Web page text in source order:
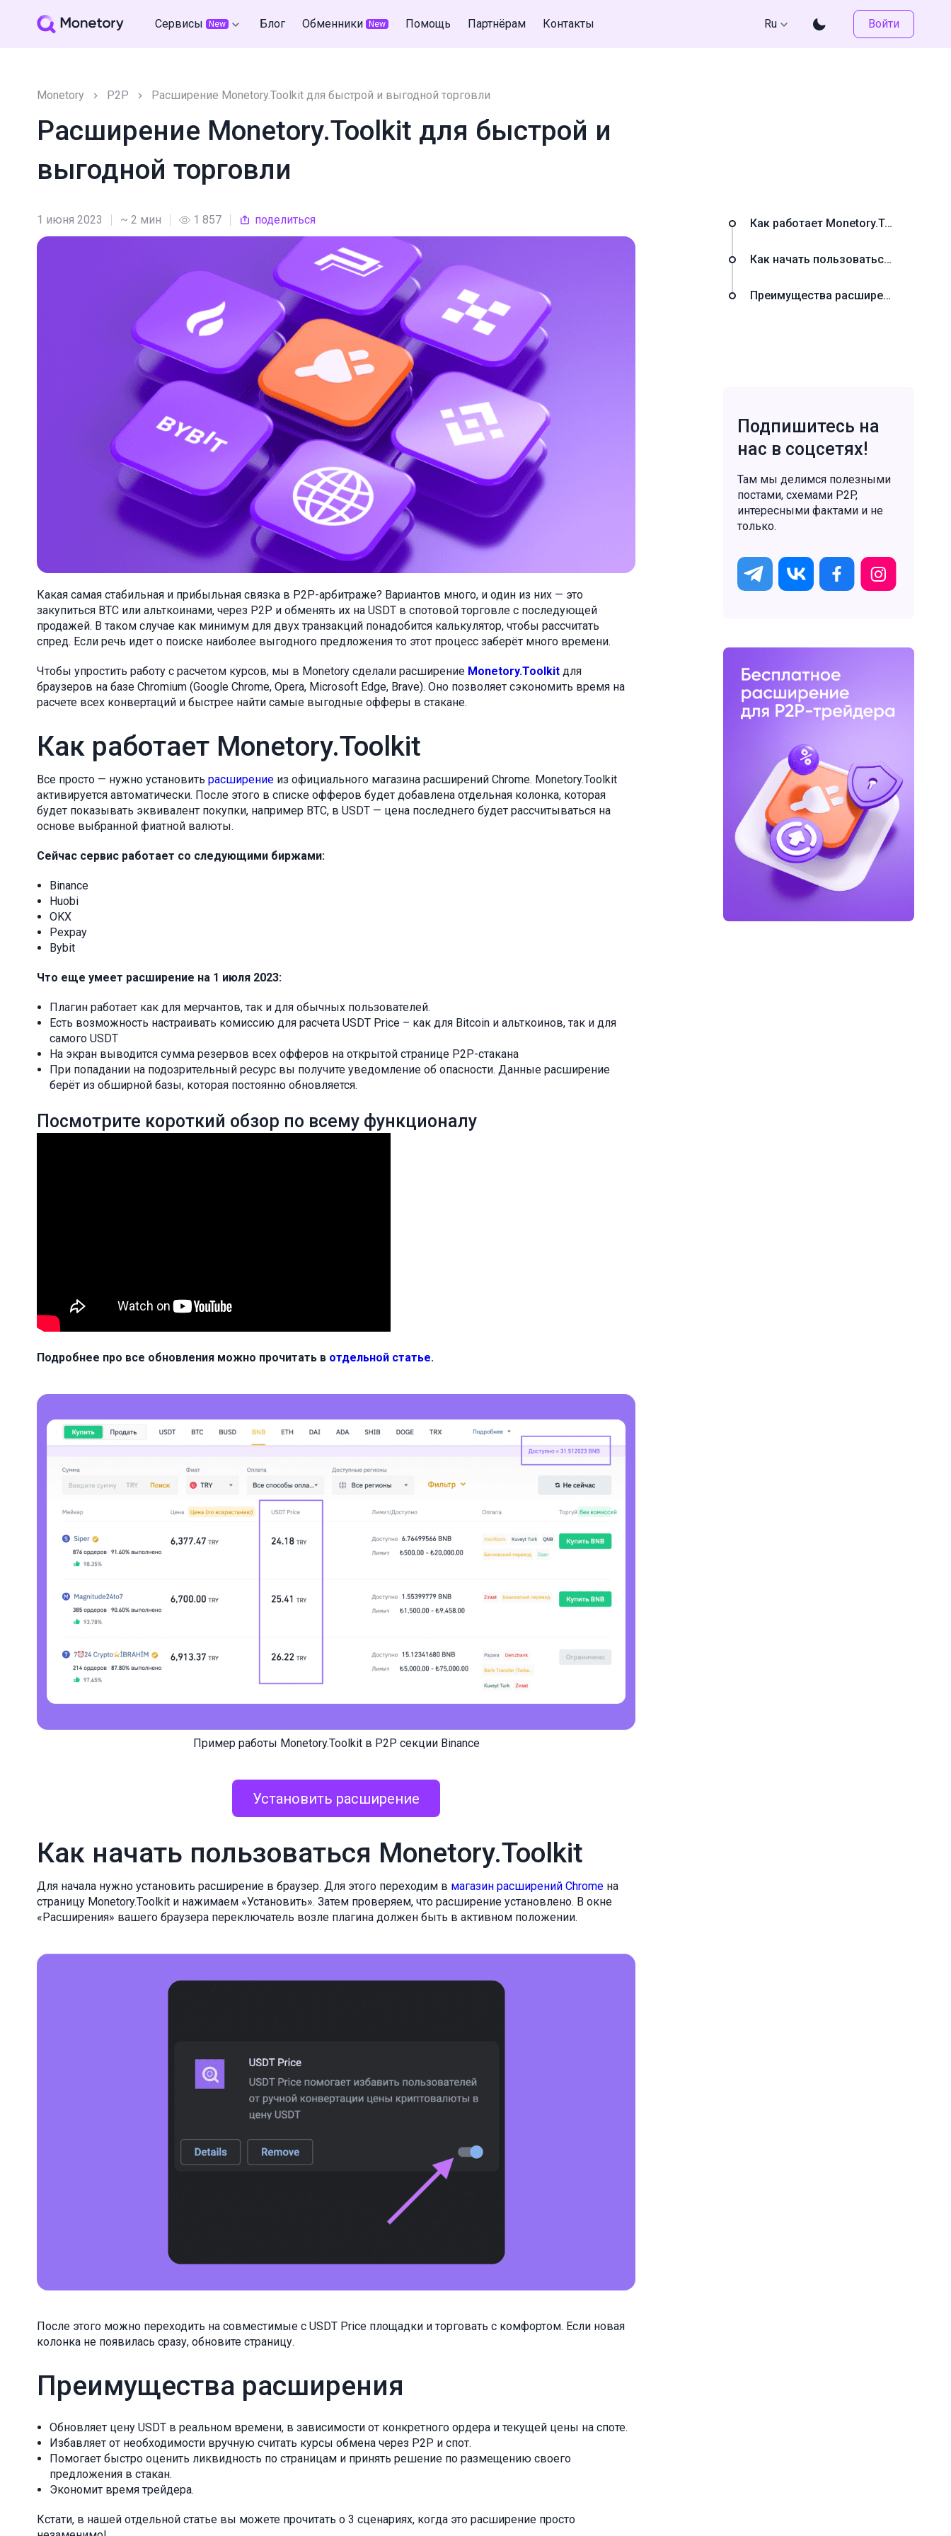
Сервисы New Блог Обменники New Помощь Партнёрам Контакты Ru Войти
Monetory P2P Расширение Monetory.Toolkit для быстрой и выгодной торговли
Расширение Monetory.Toolkit для быстрой и
выгодной торговли
1 июня 2023 ~ 2 мин 1 857 поделиться
Какая самая стабильная и прибыльная связка в P2P-арбитраже? Вариантов много, и один из них — это
закупиться BTC или альткоинами, через P2P и обменять их на USDT в спотовой торговле с последующей
продажей. В таком случае как минимум для двух транзакций понадобится калькулятор, чтобы рассчитать
спред. Если речь идет о поиске наиболее выгодного предложения то этот процесс заберёт много времени.
Чтобы упростить работу с расчетом курсов, мы в Monetory сделали расширение Monetory.Toolkit для
браузеров на базе Chromium (Google Chrome, Opera, Microsoft Edge, Brave). Оно позволяет сэкономить время на
расчете всех конвертаций и быстрее найти самые выгодные офферы в стакане.
Как работает Monetory.Toolkit
Все просто — нужно установить расширение из официального магазина расширений Chrome. Monetory.Toolkit
активируется автоматически. После этого в списке офферов будет добавлена отдельная колонка, которая
будет показывать эквивалент покупки, например BTC, в USDT — цена последнего будет рассчитываться на
основе выбранной фиатной валюты.
Сейчас сервис работает со следующими биржами:
Binance
Huobi
OKX
Pexpay
Bybit
Что еще умеет расширение на 1 июля 2023:
Плагин работает как для мерчантов, так и для обычных пользователей.
Есть возможность настраивать комиссию для расчета USDT Price – как для Bitcoin и альткоинов, так и для
самого USDT
На экран выводится сумма резервов всех офферов на открытой странице P2P-стакана
При попадании на подозрительный ресурс вы получите уведомление об опасности. Данные расширение
берёт из обширной базы, которая постоянно обновляется.
Посмотрите короткий обзор по всему функционалу
Подробнее про все обновления можно прочитать в отдельной статье.
Пример работы Monetory.Toolkit в P2P секции Binance
Установить расширение
Как начать пользоваться Monetory.Toolkit
Для начала нужно установить расширение в браузер. Для этого переходим в магазин расширений Chrome на
страницу Monetory.Toolkit и нажимаем «Установить». Затем проверяем, что расширение установлено. В окне
«Расширения» вашего браузера переключатель возле плагина должен быть в активном положении.
После этого можно переходить на совместимые с USDT Price площадки и торговать с комфортом. Если новая
колонка не появилась сразу, обновите страницу.
Преимущества расширения
Обновляет цену USDT в реальном времени, в зависимости от конкретного ордера и текущей цены на споте.
Избавляет от необходимости вручную считать курсы обмена через P2P и спот.
Помогает быстро оценить ликвидность по страницам и принять решение по размещению своего
предложения в стакан.
Экономит время трейдера.
Кстати, в нашей отдельной статье вы можете прочитать о 3 сценариях, когда это расширение просто
Как работает Monetory.Toolkit
Как начать пользоваться Monetory.Toolkit
Преимущества расширения
Подпишитесь на
нас в соцсетях!
Там мы делимся полезными
постами, схемами P2P,
интересными фактами и не
только.